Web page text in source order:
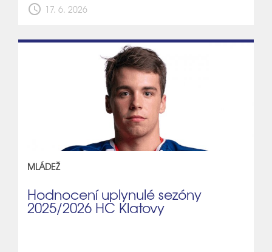
schedule 17. 6. 2026
MLÁDEŽ
Hodnocení uplynulé sezóny
2025/2026 HC Klatovy